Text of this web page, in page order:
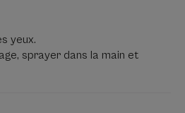
ultra-calmant,
d'apaiser les
yeux.
sprayer dans la main et